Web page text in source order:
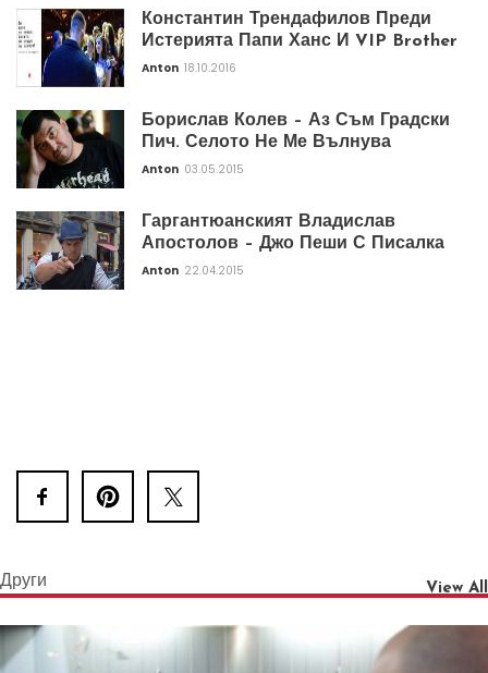
Константин Трендафилов Преди
Истерията Папи Ханс И VIP Brother
Anton 18.10.2016
Борислав Колев – Аз Съм Градски
Пич. Селото Не Ме Вълнува
Anton 03.05.2015
Гаргантюанският Владислав
Апостолов – Джо Пеши С Писалка
Anton 22.04.2015
Други View All